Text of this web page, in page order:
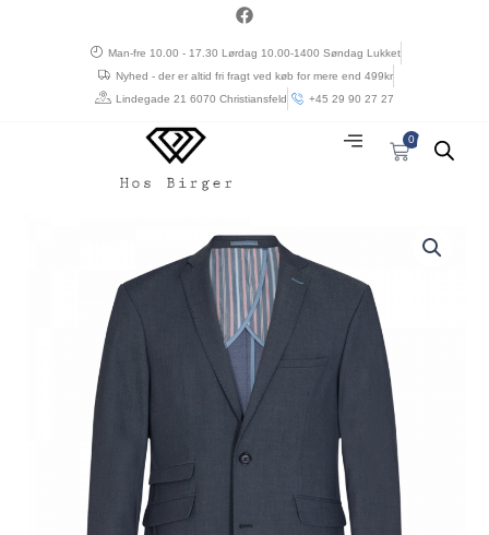
a
e
o
o
Man-fre 10.00 - 17.30 Lørdag 10.00-1400 Søndag Lukket
Nyhed - der er altid fri fragt ved køb for mere end 499kr
Lindegade 21 6070 Christiansfeld
+45 29 90 27 27
0
Kurv
til
kr. 2.700,00